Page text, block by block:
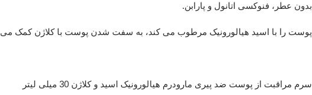
بدون عطر، فنوکسی اتانول و پارابن.
پوست را با اسید هیالورونیک مرطوب می کند، به سفت شدن پوست با کلاژن کمک
سرم مراقبت از پوست ضد پیری مارودرم هیالورونیک اسید و کلاژن 30 میلی لیتر